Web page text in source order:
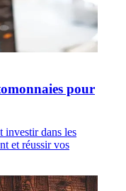
pour
investir dans les
et réussir vos